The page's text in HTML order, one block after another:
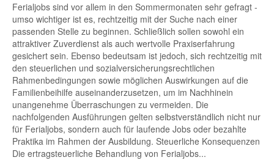
Ferialjobs sind vor allem in den Sommermonaten sehr gefragt -
umso wichtiger ist es, rechtzeitig mit der Suche nach einer
passenden Stelle zu beginnen. Schließlich sollen sowohl ein
attraktiver Zuverdienst als auch wertvolle Praxiserfahrung
gesichert sein. Ebenso bedeutsam ist jedoch, sich rechtzeitig mit
den steuerlichen und sozialversicherungsrechtlichen
Rahmenbedingungen sowie möglichen Auswirkungen auf die
Familienbeihilfe auseinanderzusetzen, um im Nachhinein
unangenehme Überraschungen zu vermeiden. Die
nachfolgenden Ausführungen gelten selbstverständlich nicht nur
für Ferialjobs, sondern auch für laufende Jobs oder bezahlte
Praktika im Rahmen der Ausbildung. Steuerliche Konsequenzen
Die ertragsteuerliche Behandlung von Ferialjobs...